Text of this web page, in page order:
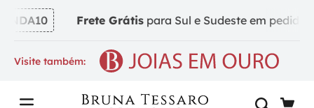
Frete Grátispara Sul e Sudeste em pedidos
Visite também: